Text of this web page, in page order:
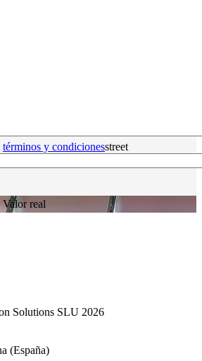
términos y condicionesstreet
real
Solutions SLU 2026
(España)